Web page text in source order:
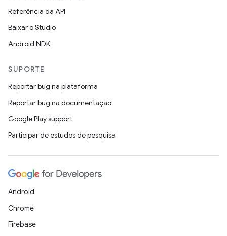
Referência da API
Baixar o Studio
Android NDK
SUPORTE
Reportar bug na plataforma
Reportar bug na documentação
Google Play support
Participar de estudos de pesquisa
Android
Chrome
Firebase